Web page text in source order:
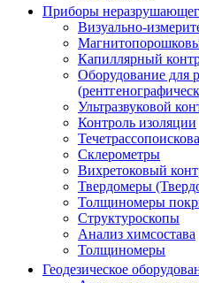
Приборы
Визуально-
Капиллярный
Оборудование для
Ультразвуковой
Контроль изоляции
Склерометры
Вихретоковый
Твердомеры
Толщиномеры
Структуроскопы
Анализ химсостава
Толщиномеры
Геодезическое